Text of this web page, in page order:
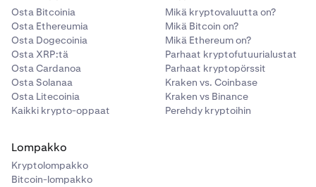
Osta Bitcoinia
Osta Ethereumia
Osta Dogecoinia
Osta XRP:tä
Osta Cardanoa
Osta Solanaa
Osta Litecoinia
Kaikki krypto-oppaat
Mikä kryptovaluutta on?
Mikä Bitcoin on?
Mikä Ethereum on?
Parhaat kryptofutuurialustat
Parhaat kryptopörssit
Kraken vs. Coinbase
Kraken vs Binance
Perehdy kryptoihin
Lompakko
Kryptolompakko
Bitcoin-lompakko